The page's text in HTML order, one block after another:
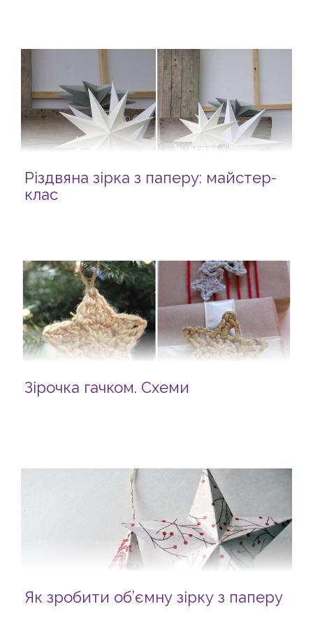
Різдвяна зірка з паперу: майстер-
клас
Зірочка гачком. Схеми
Як зробити об’ємну зірку з паперу